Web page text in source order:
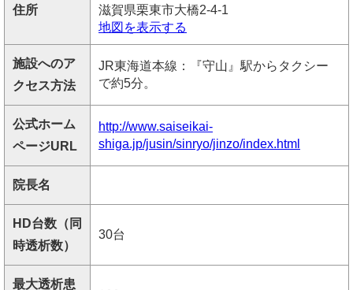
住所
滋賀県栗東市大橋2-4-1
地図を表示する
施設へのア
クセス方法
JR東海道本線：『守山』駅からタクシー
で約5分。
公式ホーム
ページURL
http://www.saiseikai-
shiga.jp/jusin/sinryo/jinzo/index.html
院長名
HD台数（同
時透析数）
30台
最大透析患